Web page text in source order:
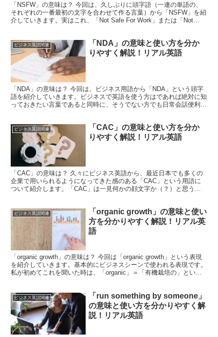
「NSFW」の意味は？ 今回は、久しぶりに頭字語（一連の単語の、
それぞれの一番最初の文字を合わせて作る言葉）から「NSFW」を紹
介していきます。実はこれ、「Not Safe For Work」または「Not
ビジネス英語関連
「NDA」の意味と使い方を分か
りやすく解説！リアル英語
「NDA」の意味は？ 今回は、ビジネス用語から「NDA」という頭字
語を紹介していきます。ビジネスで英語を使う方はであれば絶対に知
っておきたい言葉であると同時に、そうでない方でも日常会話便利に
ビジネス英語関連
「CAC」の意味と使い方を分か
りやすく解説！リアル英語
「CAC」の意味は？ 久々にビジネス英語から、最近日本でも多くの
企業で用いられるようになってきた感のある「CAC」という用語に
ついて紹介します。「CAC」は一見何かの顔文字か（？）と思うよ
ビジネス英語関連
「organic growth」の意味と使い
方を分かりやすく解説！リアル英
語
「organic growth」の意味は？ 今回は「organic growth」という表現
を紹介していきます。基本的にビジネスシーンで使われる表現です。
私が初めてこれを聞いた時は、「organic」＝「有機栽培の」という
ビジネス英語関連
「run something by someone」
の意味と使い方を分かりやすく解
説！リアル英語